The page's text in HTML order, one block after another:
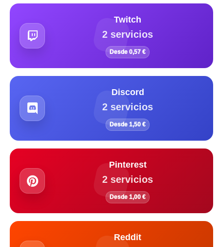
Twitch
2 servicios
Desde 0,57 €
Discord
2 servicios
Desde 1,50 €
Pinterest
2 servicios
Desde 1,00 €
Reddit